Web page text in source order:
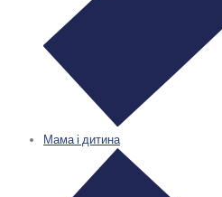
Мама і дитина